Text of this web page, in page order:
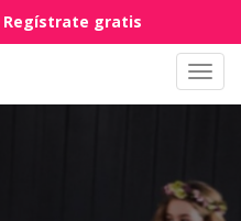
Regístrate gratis